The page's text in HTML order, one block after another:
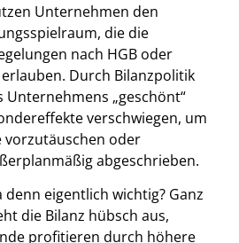
Unternehmen den
die die
nach HGB oder
Durch Bilanzpolitik
Unternehmens „geschönt“
verschwiegen, um
vorzutäuschen oder
abgeschrieben.
denn eigentlich wichtig? Ganz
die Bilanz hübsch aus,
profitieren durch höhere